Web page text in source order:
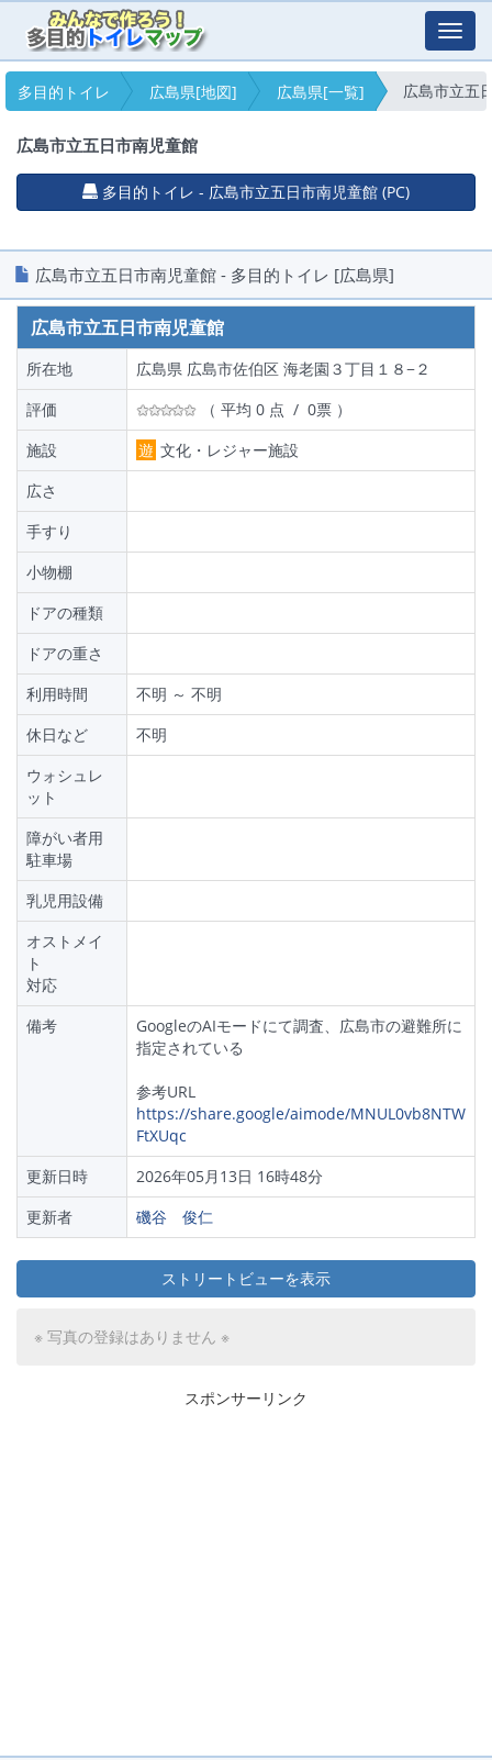
多目的トイレ
広島県[地図] 広島県[一覧] 広島市立五
広島市立五日市南児童館
多目的トイレ - 広島市立五日市南児童館 (PC)
広島市立五日市南児童館 - 多目的トイレ [広島県]
広島市立五日市南児童館
所在地
広島県 広島市佐伯区 海老園３丁目１８−２
評価
（ 平均 0 点 / 0票 ）
施設
遊 文化・レジャー施設
広さ
手すり
小物棚
ドアの種類
ドアの重さ
利用時間
不明 ～ 不明
休日など
不明
ウォシュレ
ット
障がい者用
駐車場
乳児用設備
オストメイ
ト
対応
備考
GoogleのAIモードにて調査、広島市の避難所に
指定されている
参考URL
https://share.google/aimode/MNUL0vb8NTW
FtXUqc
更新日時
2026年05月13日 16時48分
更新者
磯谷 俊仁
ストリートビューを表示
※ 写真の登録はありません ※
スポンサーリンク